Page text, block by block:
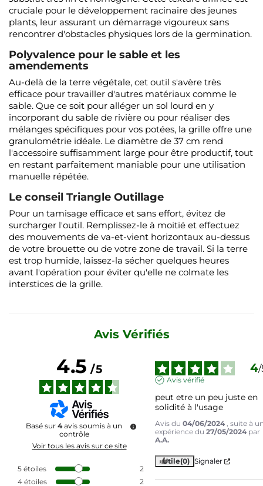
cruciale pour le développement racinaire des jeunes
plants, leur assurant un démarrage vigoureux sans
rencontrer d'obstacles physiques lors de la germination.
Polyvalence pour le sable et les
amendements
Au-delà de la terre végétale, cet outil s'avère très
efficace pour travailler d'autres matériaux comme le
sable. Que ce soit pour alléger un sol lourd en y
incorporant du sable de rivière ou pour réaliser des
mélanges spécifiques pour vos potées, la grille offre une
granulométrie idéale. Le diamètre de 37 cm rend
l'accessoire suffisamment large pour être productif, tout
en restant parfaitement maniable pour une utilisation
manuelle répétée.
Le conseil Triangle Outillage
Pour un tamisage efficace et sans effort, évitez de
surcharger l'outil. Remplissez-le à moitié et effectuez
des mouvements de va-et-vient horizontaux au-dessus
de votre brouette ou de votre zone de travail. Si la terre
est trop humide, laissez-la sécher quelques heures
avant l'opération pour éviter qu'elle ne colmate les
interstices de la grille.
Avis Vérifiés
4.5/5
Basé sur 4 avis soumis à un
contrôle
Voir tous les avis sur ce site
5 étoiles
2
4 étoiles 2
4/
Avis vérifié
peut etre un peu juste en
solidité à l'usage
Avis du04/06/2024 , suite à
expérience du27/05/2024 par
A.A.
Utile(0) Signaler